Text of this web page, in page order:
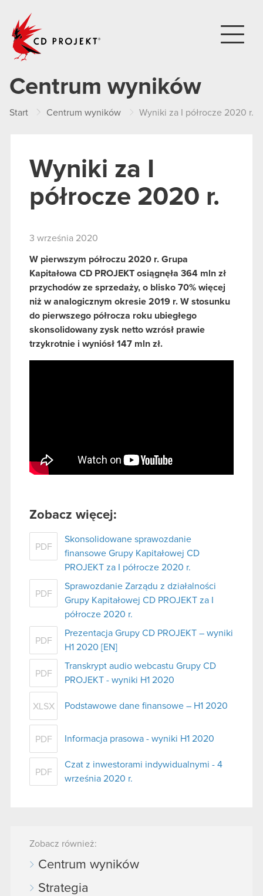
Centrum wyników
Start Centrum wyników Wyniki za I półrocze 2020 r.
Wyniki za I
półrocze 2020 r.
3 września 2020
W pierwszym półroczu 2020 r. Grupa
Kapitałowa CD PROJEKT osiągnęła 364 mln zł
przychodów ze sprzedaży, o blisko 70% więcej
niż w analogicznym okresie 2019 r. W stosunku
do pierwszego półrocza roku ubiegłego
skonsolidowany zysk netto wzrósł prawie
trzykrotnie i wyniósł 147 mln zł.
Zobacz więcej:
PDF
Skonsolidowane sprawozdanie
finansowe Grupy Kapitałowej CD
PROJEKT za I półrocze 2020 r.
PDF
Sprawozdanie Zarządu z działalności
Grupy Kapitałowej CD PROJEKT za I
półrocze 2020 r.
PDF
Prezentacja Grupy CD PROJEKT – wyniki
H1 2020 [EN]
PDF
Transkrypt audio webcastu Grupy CD
PROJEKT - wyniki H1 2020
XLSX Podstawowe dane finansowe – H1 2020
PDF Informacja prasowa - wyniki H1 2020
PDF
Czat z inwestorami indywidualnymi - 4
września 2020 r.
Zobacz również:
Centrum wyników
Strategia